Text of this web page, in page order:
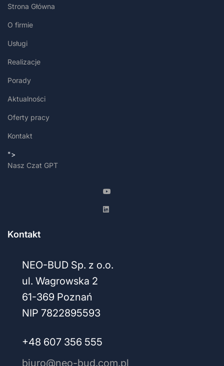
Strona Główna
O firmie
Usługi
Realizacje
Porady
Aktualności
Oferty pracy
Kontakt
">
Nasz Czat GPT
Kontakt
NEO-BUD Sp. z o.o.
ul. Wagrowska 2
61-369 Poznań
NIP 7822895593
+48 607 356 555
biuro@neo-bud.com.pl